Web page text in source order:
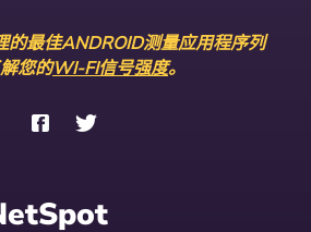
的最佳ANDROID测量应用程序列
您的WI-FI信号强度。